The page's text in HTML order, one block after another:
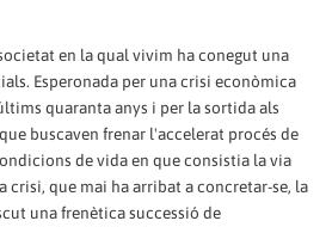
en la qual vivim ha conegut una
Esperonada per una crisi econòmica
quaranta anys i per la sortida als
buscaven frenar l'accelerat procés de
de vida en que consistia la via
crisi, que mai ha arribat a concretar-se, la
una frenètica successió de